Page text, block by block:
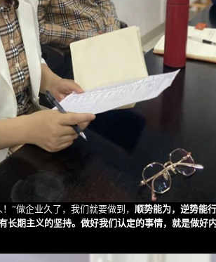
”做企业久了，我们就要做到， 顺势能为，逆势能行
期主义的坚持。做好我们认定的事情，就是做好